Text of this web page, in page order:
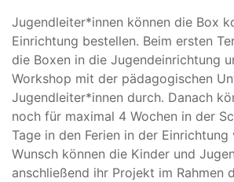
Jugendleiter*innen können die Box
Einrichtung bestellen. Beim ersten
die Boxen in die Jugendeinrichtung
Workshop mit der pädagogischen
Jugendleiter*innen durch. Danach
noch für maximal 4 Wochen in der
Tage in den Ferien in der
Wunsch können die Kinder und
anschließend ihr Projekt im Rahmen